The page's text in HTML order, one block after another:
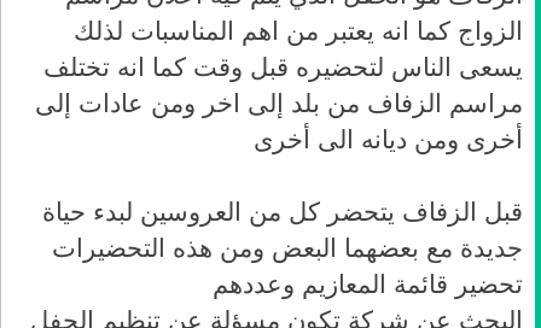
الزواج كما انه يعتبر من اهم المناسبات لذلك
يسعى الناس لتحضيره قبل وقت كما انه تختلف
مراسم الزفاف من بلد إلى اخر ومن عادات إلى
أخرى ومن ديانه الى أخرى
قبل الزفاف يتحضر كل من العروسين لبدء حياة
جديدة مع بعضهما البعض ومن هذه التحضيرات
تحضير قائمة المعازيم وعددهم
البحث عن شركة تكون مسؤلة عن تنظيم الحفل